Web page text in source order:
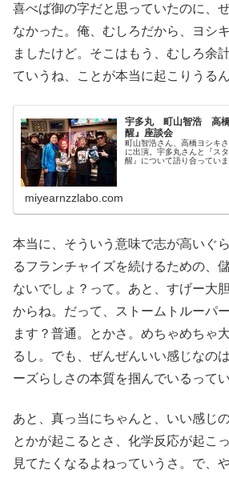
喜べば御の字だと思っていたのに、
なかった。俺、むしろだから、ヨシ
ましたけど。そこはもう、むしろ余
ていうね、ことが本当に起こりうる
宇多丸 町山智浩 高橋
醒』座談会
町山智浩さん、高橋ヨシキ
に出演。宇多丸さんと『ス
醒』について語り合ってい
miyearnzzlabo.com
本当に、そういう意味で志が高いぐ
るフランチャイズを続けるための、
ないでしょ？って。あと、すげー大
からね。だって、ストームトルーパ
ます？普通。とかさ。めちゃめちゃ
るし。でも、ぜんぜんいい感じなの
ーズらしさの本質を掴んでいるって
あと、真っ当にちゃんと、いい感じ
とかが起こるとさ、化学反応が起こ
見てたくなるよねっていうさ。で、